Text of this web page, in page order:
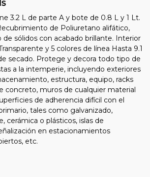
3.2 L de parte A y bote de 0.8 L y 1 Lt.
de Poliuretano alifático,
sólidos con acabado brillante. Interior
y 5 colores de línea Hasta 9.1
secado. Protege y decora todo tipo de
a la intemperie, incluyendo exteriores
estructura, equipo, racks
concreto, muros de cualquier material
de adherencia difícil con el
tales como galvanizado,
cerámica o plásticos, islas de
en estacionamientos
etc.